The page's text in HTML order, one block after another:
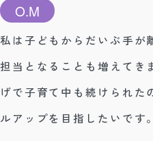
O.M
私は子どもからだいぶ手が
担当となることも増えてき
げで子育て中も続けられた
ルアップを目指したいです。